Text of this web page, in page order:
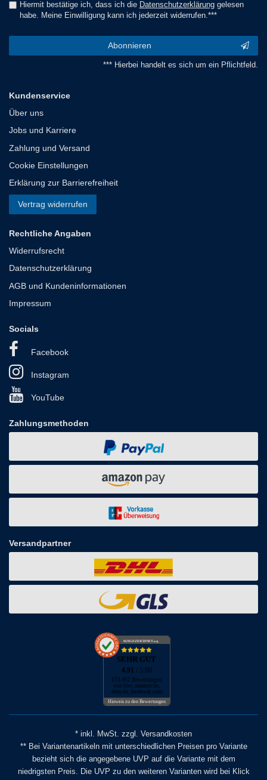
Hiermit bestätige ich, dass ich die Daten­schutz­erklärunggelesen
habe. Meine Einwilligung kann ich jederzeit widerrufen.***
Abonnieren
*** Hierbei handelt es sich um ein Pflichtfeld.
Kundenservice
Über uns
Jobs und Karriere
Zahlung und Versand
Cookie Einstellungen
Erklärung zur Barrierefreiheit
Vertrag widerrufen
Rechtliche Angaben
Widerrufsrecht
Datenschutzerklärung
AGB und Kundeninformationen
Impressum
Socials
Facebook
Instagram
YouTube
Zahlungsmethoden
Versandpartner
AUSGEZEICHNET.org
SEHR GUT
4.91 / 5.00
173.452 Bewertungen
von hier, amazon.de,
ebay.de, facebook.com
Hinweis zu den Bewertungen
* inkl. MwSt. zzgl. Versandkosten
** Bei Variantenartikeln mit unterschiedlichen Preisen pro Variante
bezieht sich die angegebene UVP auf die Variante mit dem
niedrigsten Preis. Die UVP zu den weiteren Varianten wird bei Klick